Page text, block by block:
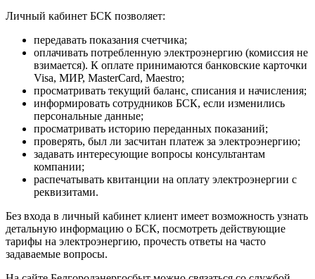
Личный кабинет БСК позволяет:
передавать показания счетчика;
оплачивать потребленную электроэнергию (комиссия не
взимается). К оплате принимаются банковские карточки
Visa, МИР, MasterCard, Maestro;
просматривать текущий баланс, списания и начисления;
информировать сотрудников БСК, если изменились
персональные данные;
просматривать историю переданных показаний;
проверять, был ли засчитан платеж за электроэнергию;
задавать интересующие вопросы консультантам
компании;
распечатывать квитанции на оплату электроэнергии с
реквизитами.
Без входа в личный кабинет клиент имеет возможность узнать
детальную информацию о БСК, посмотреть действующие
тарифы на электроэнергию, прочесть ответы на часто
задаваемые вопросы.